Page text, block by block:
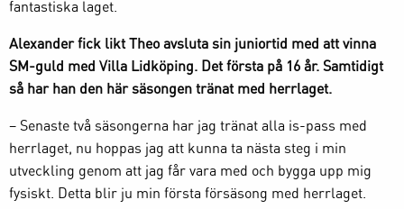
fantastiska laget.
Alexander fick likt Theo avsluta sin juniortid med att vinna
SM-guld med Villa Lidköping. Det första på 16 år. Samtidigt
så har han den här säsongen tränat med herrlaget.
– Senaste två säsongerna har jag tränat alla is-pass med
herrlaget, nu hoppas jag att kunna ta nästa steg i min
utveckling genom att jag får vara med och bygga upp mig
fysiskt. Detta blir ju min första försäsong med herrlaget.